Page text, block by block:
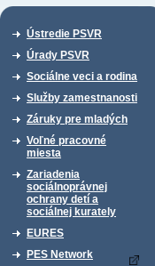
Ústredie PSVR
Úrady PSVR
Sociálne veci a rodina
Služby zamestnanosti
Záruky pre mladých
Voľné pracovné
miesta
Zariadenia
sociálnoprávnej
ochrany detí a
sociálnej kurately
EURES
PES Network